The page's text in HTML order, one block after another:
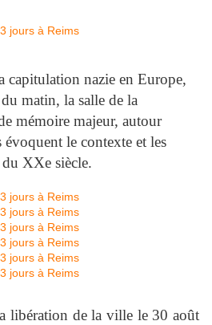
capitulation nazie en Europe,
matin, la salle de la
mémoire majeur, autour
le contexte et les
du XXe siècle.
libération de la ville le 30 août